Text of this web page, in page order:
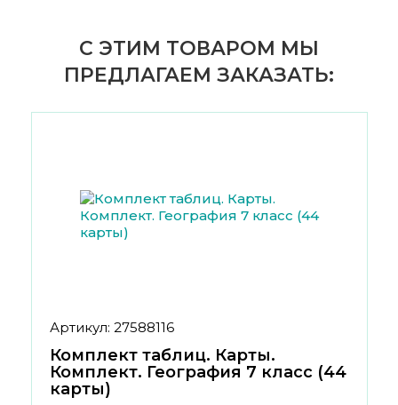
С ЭТИМ ТОВАРОМ МЫ
ПРЕДЛАГАЕМ ЗАКАЗАТЬ:
Артикул: 27588116
Комплект таблиц. Карты.
Комплект. География 7 класс (44
карты)